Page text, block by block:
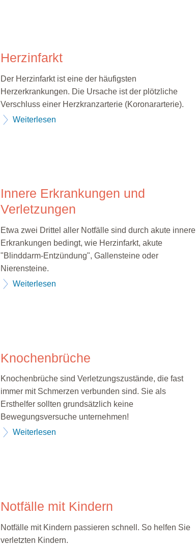
Herzinfarkt
Der Herzinfarkt ist eine der häufigsten
Herzerkrankungen. Die Ursache ist der plötzliche
Verschluss einer Herzkranzarterie (Koronararterie).
Weiterlesen
Innere Erkrankungen und
Verletzungen
Etwa zwei Drittel aller Notfälle sind durch akute innere
Erkrankungen bedingt, wie Herzinfarkt, akute
"Blinddarm-Entzündung", Gallensteine oder
Nierensteine.
Weiterlesen
Knochenbrüche
Knochenbrüche sind Verletzungszustände, die fast
immer mit Schmerzen verbunden sind. Sie als
Ersthelfer sollten grundsätzlich keine
Bewegungsversuche unternehmen!
Weiterlesen
Notfälle mit Kindern
Notfälle mit Kindern passieren schnell. So helfen Sie
verletzten Kindern.